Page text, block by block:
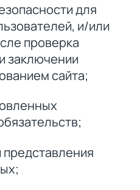
для
и/или
проверка
заключении
сайта;